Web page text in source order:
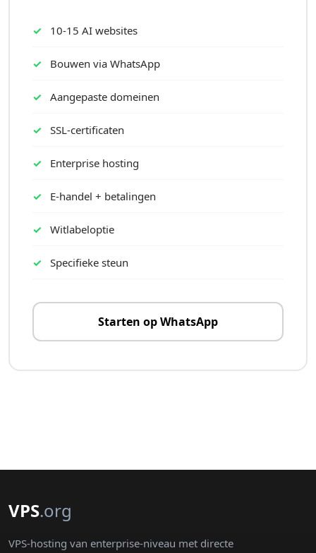
10-15 AI websites
Bouwen via WhatsApp
Aangepaste domeinen
SSL-certificaten
Enterprise hosting
E-handel + betalingen
Witlabeloptie
Specifieke steun
Starten op WhatsApp
VPS.org
VPS-hosting van enterprise-niveau met directe